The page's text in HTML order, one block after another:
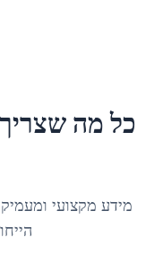
כל מה
מידע מקצועי